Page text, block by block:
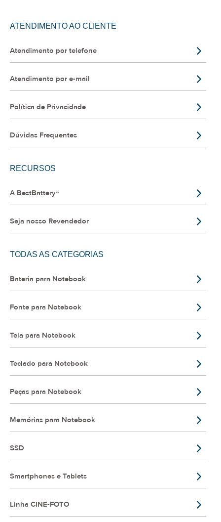
ATENDIMENTO AO CLIENTE
Atendimento por telefone
Atendimento por e-mail
Política de Privacidade
Dúvidas Frequentes
RECURSOS
A BestBattery®
Seja nosso Revendedor
TODAS AS CATEGORIAS
Bateria para Notebook
Fonte para Notebook
Tela para Notebook
Teclado para Notebook
Peças para Notebook
Memórias para Notebook
SSD
Smartphones e Tablets
Linha CINE-FOTO